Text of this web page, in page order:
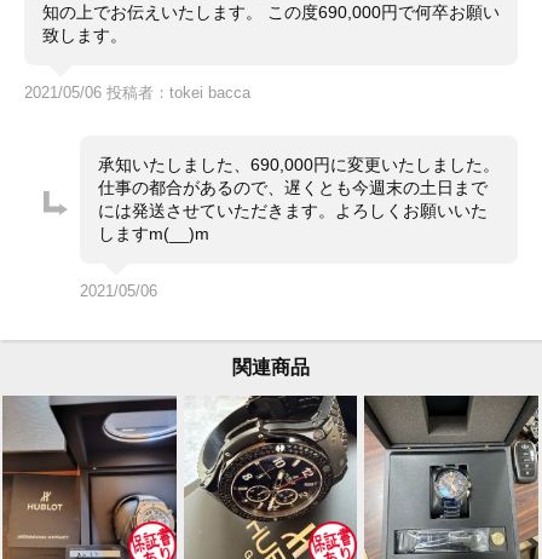
知の上でお伝えいたします。 この度690,000円で何卒お願い
致します。
2021/05/06 投稿者：tokei bacca
承知いたしました、690,000円に変更いたしました。
仕事の都合があるので、遅くとも今週末の土日まで
には発送させていただきます。よろしくお願いいた
しますm(__)m
2021/05/06
関連商品